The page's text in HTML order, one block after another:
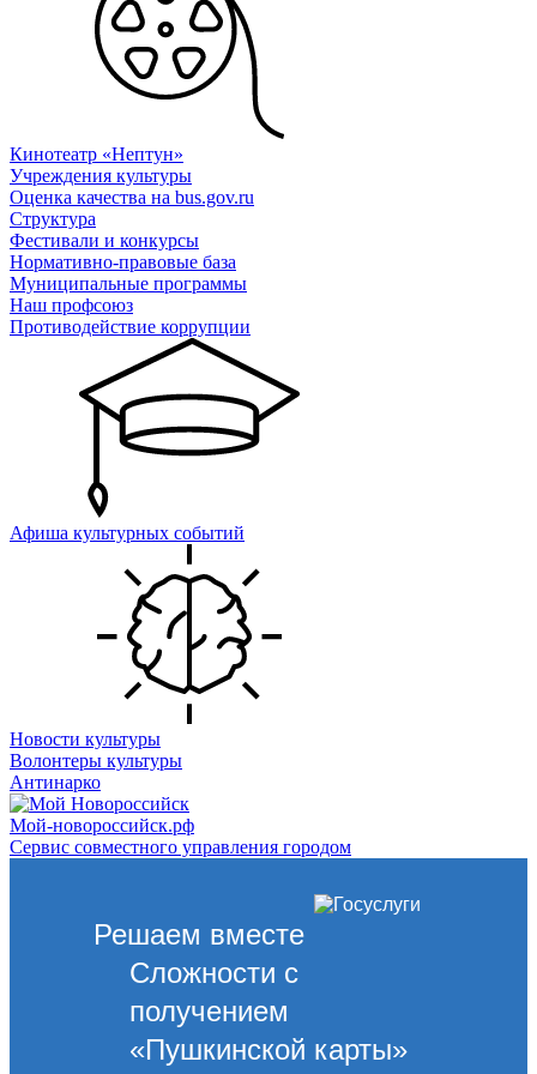
Кинотеатр «Нептун»
Учреждения культуры
Оценка качества на bus.gov.ru
Структура
Фестивали и конкурсы
Нормативно-правовые база
Муниципальные программы
Наш профсоюз
Противодействие коррупции
Афиша культурных событий
Новости культуры
Волонтеры культуры
Антинарко
Мой-новороссийск.рф
Сервис совместного управления городом
Решаем вместе
Сложности с
получением
«Пушкинской карты»